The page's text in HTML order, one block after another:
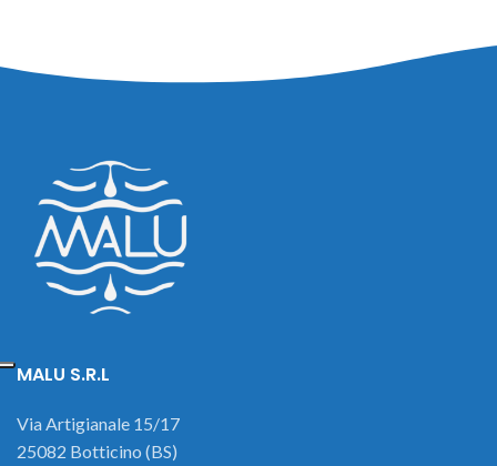
MALU S.R.L
Via Artigianale 15/17
25082 Botticino (BS)